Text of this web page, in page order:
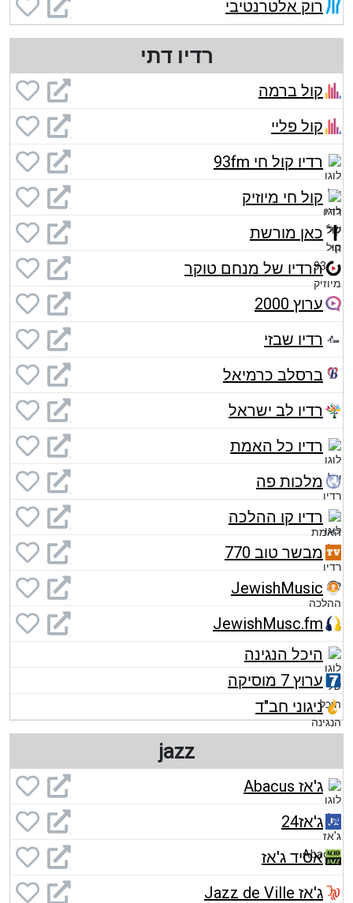
רוק אלטרנטיבי
רדיו דתי
קול ברמה
קול פליי
רדיו קול חי 93fm
קול חי מיוזיק
כאן מורשת
הרדיו של מנחם טוקר
ערוץ 2000
רדיו שבזי
ברסלב כרמיאל
רדיו לב ישראל
רדיו כל האמת
מלכות פה
רדיו קו ההלכה
מבשר טוב 770
JewishMusic
JewishMusc.fm
היכל הנגינה
ערוץ 7 מוסיקה
ניגוני חב"ד
jazz
ג'אז Abacus
ג'אז24
אסיד ג'אז
ג'אז Jazz de Ville